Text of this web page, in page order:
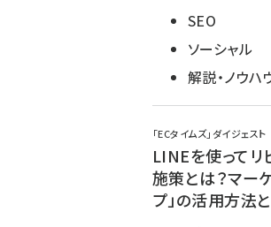
SEO
ソーシャル
解説・ノウハ
「ECタイムズ」ダイジェスト
LINEを使ってリ
施策とは？マー
プ」の活用方法